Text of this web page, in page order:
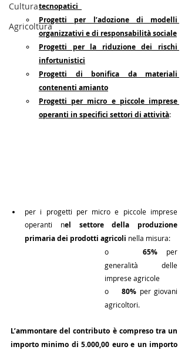
Cultura
Agricoltura
tecnopatici
Progetti per l’adozione di modelli
organizzativi e di responsabilità sociale
Progetti per la riduzione dei rischi
infortunistici
Progetti di bonifica da materiali
contenenti amianto
Progetti per micro e piccole imprese
operanti in specifici settori di attività:
per i progetti per micro e piccole imprese
operanti nel settore della produzione
primaria dei prodotti agricoli nella misura:
o
65% per
generalità delle
imprese agricole
o 80% per giovani
agricoltori.
L’ammontare del contributo è compreso tra un
importo minimo di 5.000,00 euro e un importo